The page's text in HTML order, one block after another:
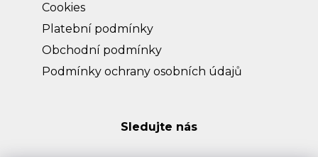
Cookies
Platební podmínky
Obchodní podmínky
Podmínky ochrany osobních údajů
Sledujte nás